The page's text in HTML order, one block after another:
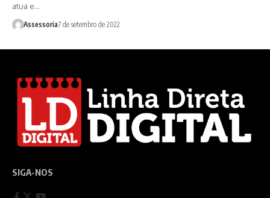
atua e…
Assessoria7 de setembro de 2022
SIGA-NOS